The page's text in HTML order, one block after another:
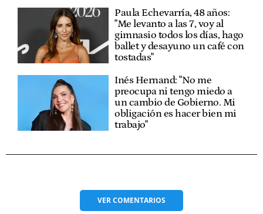
Paula Echevarría, 48 años:
"Me levanto a las 7, voy al
gimnasio todos los días, hago
ballet y desayuno un café con
tostadas"
Inés Hernand: "No me
preocupa ni tengo miedo a
un cambio de Gobierno. Mi
obligación es hacer bien mi
trabajo"
VERCOMENTARIOS